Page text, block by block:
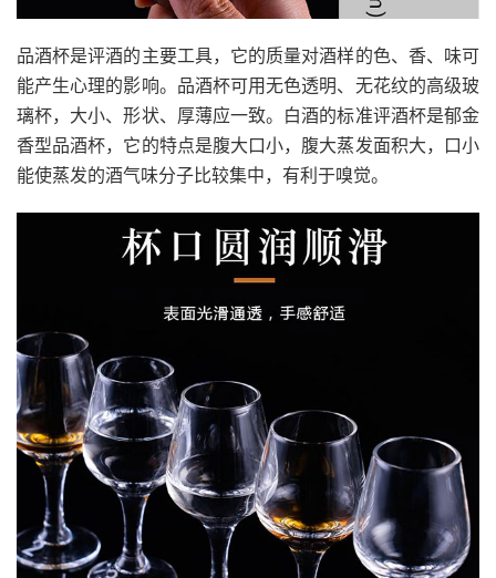
品酒杯是评酒的主要工具，它的质量对酒样的色、香、味可
能产生心理的影响。品酒杯可用无色透明、无花纹的高级玻
璃杯，大小、形状、厚薄应一致。白酒的标准评酒杯是郁金
香型品酒杯，它的特点是腹大口小，腹大蒸发面积大，口小
能使蒸发的酒气味分子比较集中，有利于嗅觉。